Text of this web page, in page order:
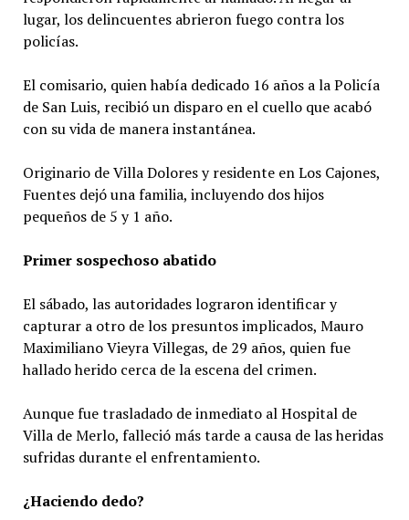
lugar, los delincuentes abrieron fuego contra los
policías.
El comisario, quien había dedicado 16 años a la Policía
de San Luis, recibió un disparo en el cuello que acabó
con su vida de manera instantánea.
Originario de Villa Dolores y residente en Los Cajones,
Fuentes dejó una familia, incluyendo dos hijos
pequeños de 5 y 1 año.
Primer sospechoso abatido
El sábado, las autoridades lograron identificar y
capturar a otro de los presuntos implicados, Mauro
Maximiliano Vieyra Villegas, de 29 años, quien fue
hallado herido cerca de la escena del crimen.
Aunque fue trasladado de inmediato al Hospital de
Villa de Merlo, falleció más tarde a causa de las heridas
sufridas durante el enfrentamiento.
¿Haciendo dedo?